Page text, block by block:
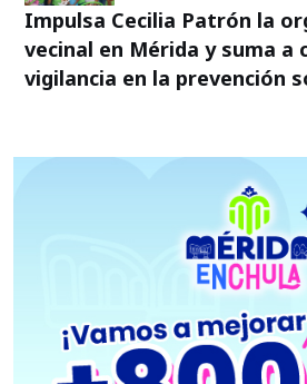
Impulsa Cecilia Patrón la
vecinal en Mérida y suma a
vigilancia en la prevención